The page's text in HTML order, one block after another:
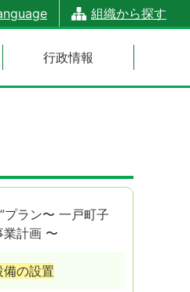
組織から探す
行政情報
プラン〜 一戸町子
業計画 〜
の設置